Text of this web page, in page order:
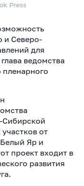
Press
и Северо-
для
ведомства
пленарного
Сибирской
от
Яр и
проект входит в
развития